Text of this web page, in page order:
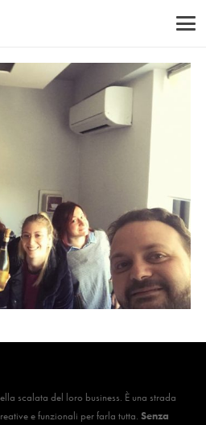
scalata del loro business. È una strada
e funzionali per farla tutta. Senza